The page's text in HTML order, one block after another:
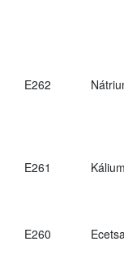
E262
E261
E260